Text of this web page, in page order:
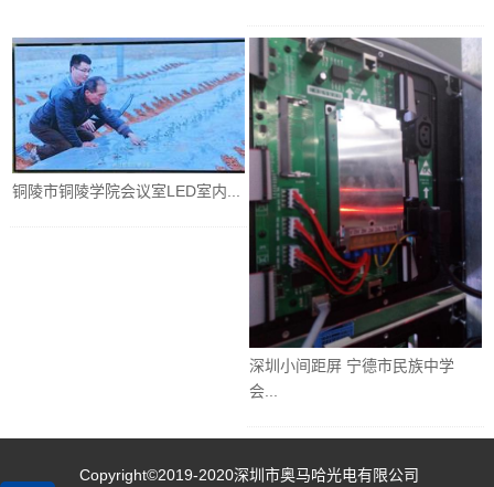
铜陵市铜陵学院会议室LED室内...
深圳小间距屏 宁德市民族中学
会...
Copyright©2019-2020深圳市奥马哈光电有限公司